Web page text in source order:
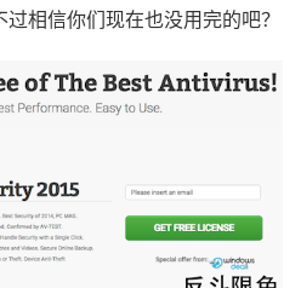
相信你们现在也没用完的吧？